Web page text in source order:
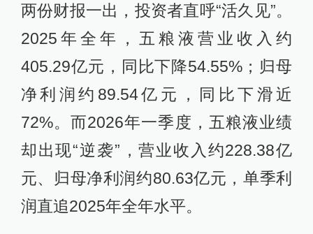
两份财报一出，投资者直呼“活久见”。
2025年全年，五粮液营业收入约
405.29亿元，同比下降54.55%；归母
净利润约89.54亿元，同比下滑近
72%。而2026年一季度，五粮液业绩
却出现“逆袭”，营业收入约228.38亿
元、归母净利润约80.63亿元，单季利
润直追2025年全年水平。